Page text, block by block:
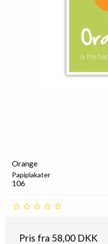
Orange
Papiplakater
106
Pris fra 58,00 DKK